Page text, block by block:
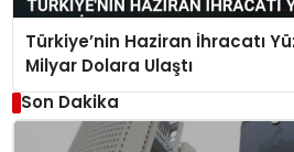
Türkiye’nin Haziran İhracatı
Milyar Dolara Ulaştı
Son Dakika